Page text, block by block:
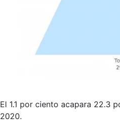
El 1.1 por ciento acapara 22.3
2020.